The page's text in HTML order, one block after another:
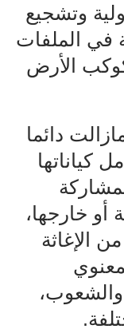
وتشجيع
في الملفات
الأرض
دائما
كياناتها
أو خارجها،
الإغاثة